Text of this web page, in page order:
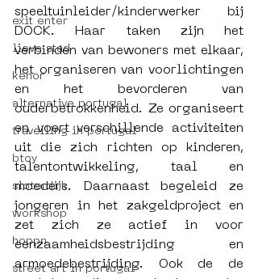
exit enter
lieve stad
kenor
alternative portugal
travelling in portugal
btoy
sloterdijk
workshop
hoppn
street art in portugal
speeltuinleider/kinderwerker bij
DOCK. Haar taken zijn het
verbinden van bewoners met elkaar,
het organiseren van voorlichtingen
en het bevorderen van
ouderbetrokkenheid. Ze organiseert
en voert verschillende activiteiten
uit die zich richten op kinderen,
talentontwikkeling, taal en
moeders. Daarnaast begeleid ze
jongeren in het zakgeldproject en
zet zich ze actief in voor
eenzaamheidsbestrijding en
armoedebestrijding. Ook de de